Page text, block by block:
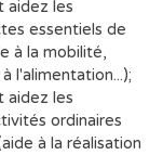
aidez les
essentiels de
à la mobilité,
l'alimentation...);
aidez les
ordinaires
à la réalisation